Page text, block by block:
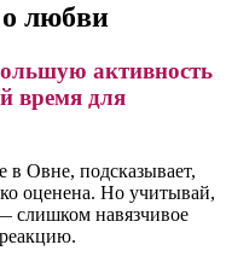
о любви
активность
время для
в Овне, подсказывает,
оценена. Но учитывай,
слишком навязчивое